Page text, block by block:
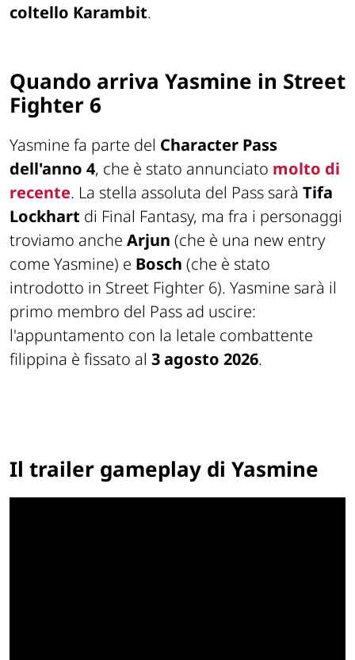
coltello Karambit.
Quando arriva Yasmine in Street
Fighter 6
Yasmine fa parte del Character Pass
dell'anno 4, che è stato annunciato molto di
recente. La stella assoluta del Pass sarà Tifa
Lockhart di Final Fantasy, ma fra i personaggi
troviamo anche Arjun (che è una new entry
come Yasmine) e Bosch (che è stato
introdotto in Street Fighter 6). Yasmine sarà il
primo membro del Pass ad uscire:
l'appuntamento con la letale combattente
filippina è fissato al 3 agosto 2026.
Il trailer gameplay di Yasmine